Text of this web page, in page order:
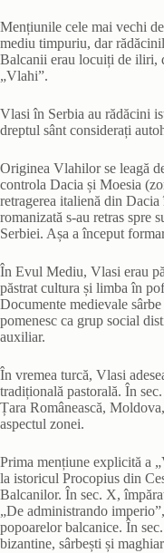
Mențiunile cele mai vechi
mediu timpuriu, dar
Balcanii erau locuiți de iliri,
„Vlahi”.
Vlasi în Serbia au rădăcini
dreptul sânt considerați
Originea Vlahilor se leagă
controla Dacia și Moesia
retragerea italienă din
romanizată s-au retras spre
Serbiei. Așa a început
În Evul Mediu, Vlasi erau
păstrat cultura și limba în
Documente medievale
pomenesc ca grup social
auxiliar.
În vremea turcă, Vlasi
tradițională pastorală. În
Țara Românească,
aspectul zonei.
Prima mențiune explicită a
la istoricul Procopius din
Balcanilor. În sec. X,
„De administrando
popoarelor balcanice. În
bizantine, sârbești și